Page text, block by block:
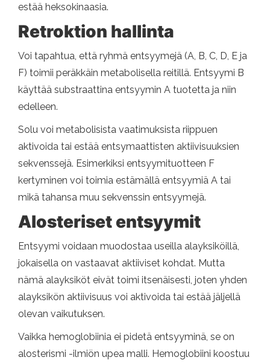
estää heksokinaasia.
Retroktion hallinta
Voi tapahtua, että ryhmä entsyymejä (A, B, C, D, E ja
F) toimii peräkkäin metabolisella reitillä. Entsyymi B
käyttää substraattina entsyymin A tuotetta ja niin
edelleen.
Solu voi metabolisista vaatimuksista riippuen
aktivoida tai estää entsymaattisten aktiivisuuksien
sekvenssejä. Esimerkiksi entsyymituotteen F
kertyminen voi toimia estämällä entsyymiä A tai
mikä tahansa muu sekvenssin entsyymejä.
Alosteriset entsyymit
Entsyymi voidaan muodostaa useilla alayksiköillä,
jokaisella on vastaavat aktiiviset kohdat. Mutta
nämä alayksiköt eivät toimi itsenäisesti, joten yhden
alayksikön aktiivisuus voi aktivoida tai estää jäljellä
olevan vaikutuksen.
Vaikka hemoglobiinia ei pidetä entsyyminä, se on
alosterismi -ilmiön upea malli. Hemoglobiini koostuu